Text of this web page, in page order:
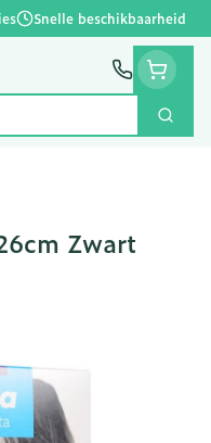
Snelle beschikbaarheid
Zoek
Zwart